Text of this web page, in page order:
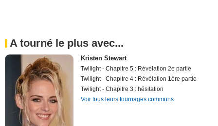
A tourné le plus avec...
Kristen Stewart
Twilight - Chapitre 5 : Révélation 2e partie
Twilight - Chapitre 4 : Révélation 1ère partie
Twilight - Chapitre 3 : hésitation
Voir tous leurs tournages communs